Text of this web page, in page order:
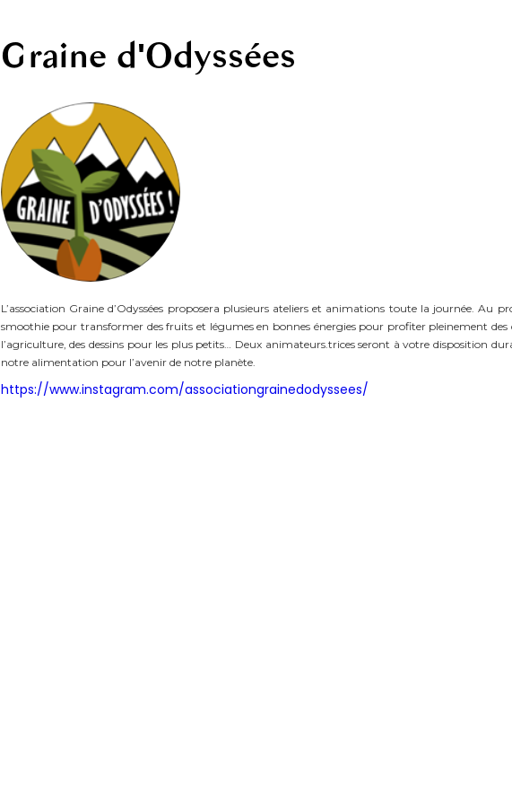
Graine d'Odyssées
L’association Graine d’Odyssées proposera plusieurs ateliers et animations toute la journée.
smoothie pour transformer des fruits et légumes en bonnes énergies pour profiter pleinement
l’agriculture, des dessins pour les plus petits… Deux animateurs.trices seront à votre disposition
notre alimentation pour l’avenir de notre planète.
https://www.instagram.com/associationgrainedodyssees/